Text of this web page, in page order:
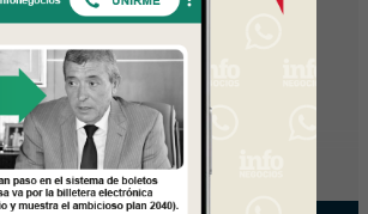
tienes que cumplir
de la Tierra celebra 15